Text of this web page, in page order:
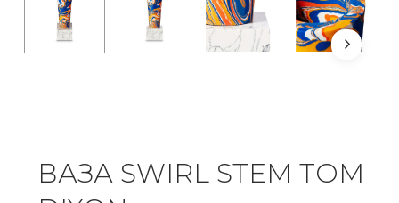
ВАЗА SWIRL STEM TOM